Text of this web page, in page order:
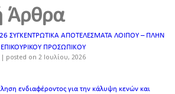
Άρθρα
ΣΥΓΚΕΝΤΡΩΤΙΚΑ ΑΠΟΤΕΛΕΣΜΑΤΑ ΛΟΙΠΟΥ – ΠΛΗΝ
ΠΡΟΣΩΠΙΚOY
| posted on 2 Ιουλίου, 2026
ενδιαφέροντος για την κάλυψη κενών και